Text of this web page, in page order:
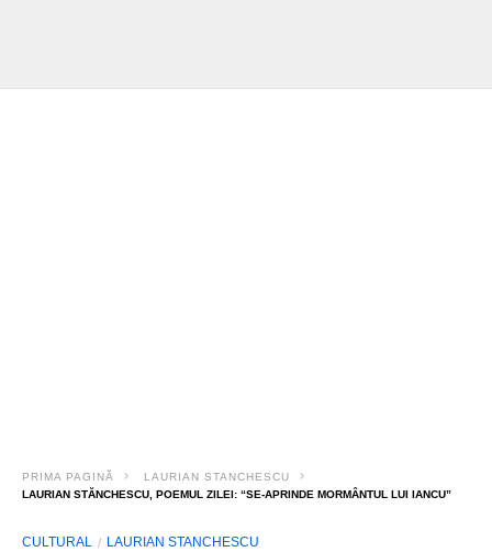
PRIMA PAGINĂ
LAURIAN STANCHESCU
LAURIAN STĂNCHESCU, POEMUL ZILEI: “SE-APRINDE MORMÂNTUL LUI IANCU”
CULTURAL LAURIAN STANCHESCU